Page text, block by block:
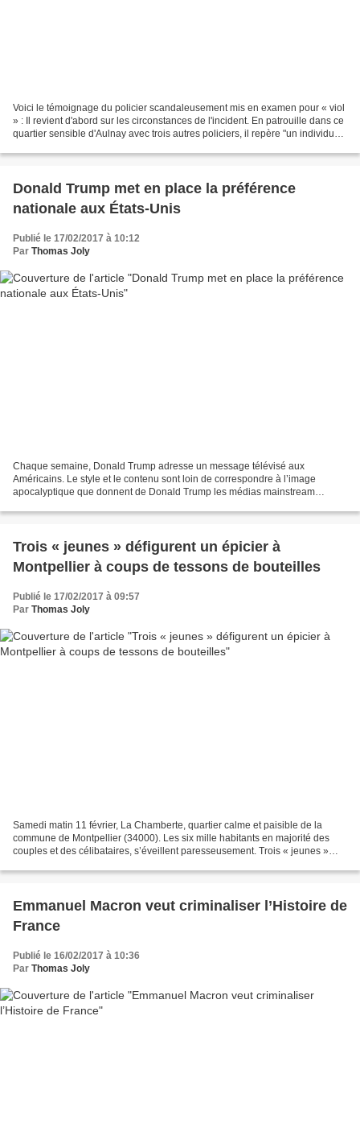
Voici le témoignage du policier scandaleusement mis en examen pour « viol
» : Il revient d'abord sur les circonstances de l'incident. En patrouille dans ce
quartier sensible d'Aulnay avec trois autres policiers, il repère "un individu
Donald Trump met en place la préférence
nationale aux États-Unis
Publié le 17/02/2017 à 10:12
Par Thomas Joly
Chaque semaine, Donald Trump adresse un message télévisé aux
Américains. Le style et le contenu sont loin de correspondre à l’image
apocalyptique que donnent de Donald Trump les médias mainstream
Trois « jeunes » défigurent un épicier à
Montpellier à coups de tessons de bouteilles
Publié le 17/02/2017 à 09:57
Par Thomas Joly
Samedi matin 11 février, La Chamberte, quartier calme et paisible de la
commune de Montpellier (34000). Les six mille habitants en majorité des
couples et des célibataires, s’éveillent paresseusement. Trois « jeunes »
Emmanuel Macron veut criminaliser l’Histoire de
France
Publié le 16/02/2017 à 10:36
Par Thomas Joly